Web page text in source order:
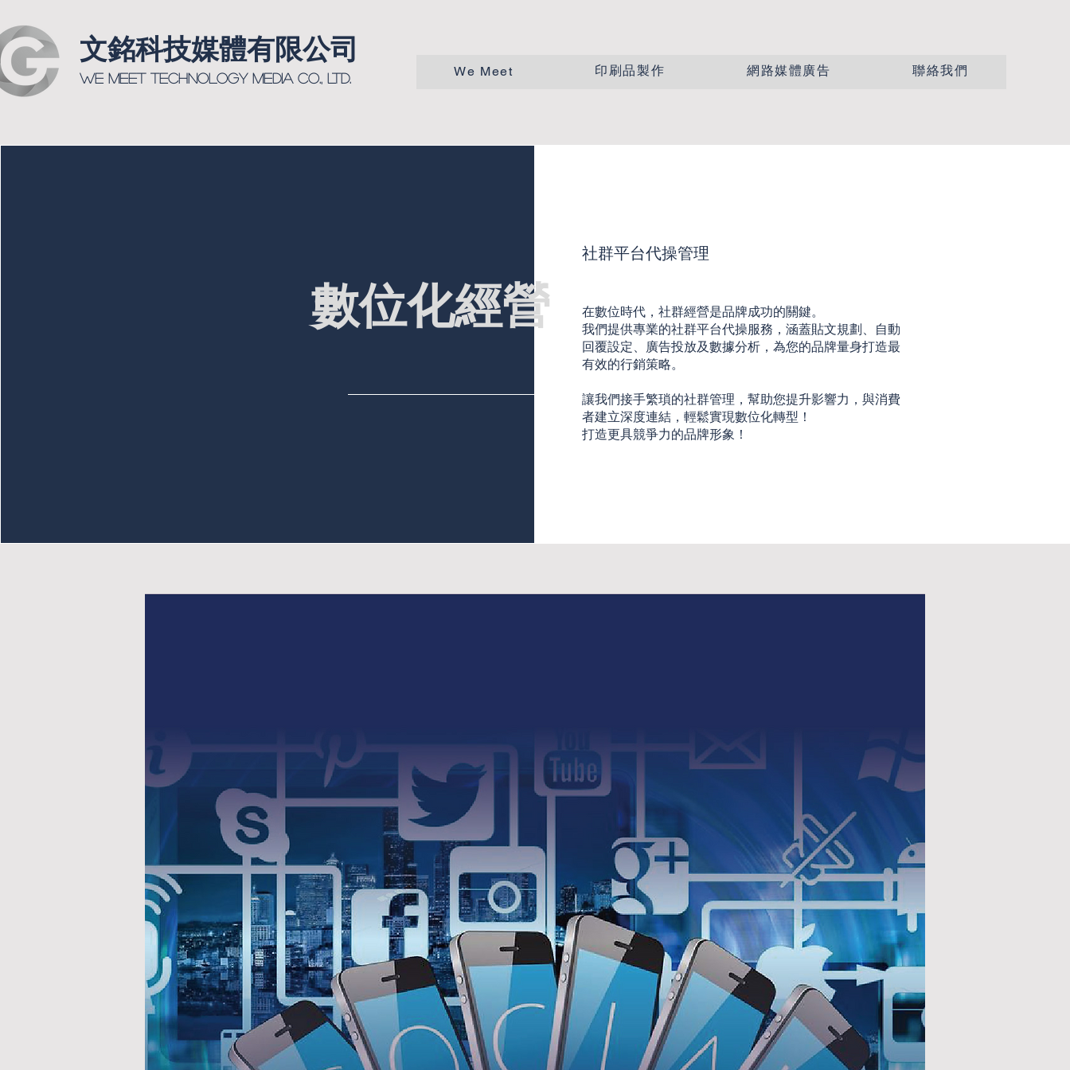
文銘科技媒體有限公司
We Meet Technology Media Co., Ltd. We Meet 印刷品製作 網路媒體廣告 聯絡我們
數位化經營
社群平台代操管理
在數位時代，社群經營是品牌成功的關鍵。
我們提供專業的社群平台代操服務，涵蓋貼文規劃、自動
回覆設定、廣告投放及數據分析，為您的品牌量身打造最
有效的行銷策略。
讓我們接手繁瑣的社群管理，幫助您提升影響力，與消費
者建立深度連結，輕鬆實現數位化轉型！
打造更具競爭力的品牌形象！